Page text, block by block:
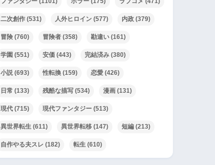
二次創作 (531) 人外ヒロイン (577) 内政 (379)
冒険 (760) 冒険者 (358) 勘違い (161)
学園 (551) 安価 (443) 完結済み (380)
小説(693) 性転換 (159) 恋愛 (426)
日常 (133) 残酷な描写 (534) 漫画 (131)
現代 (715) 現代ファンタジー (513)
異世界転生 (611) 異世界転移 (147) 短編 (213)
自作やる夫スレ (182) 転生 (610)